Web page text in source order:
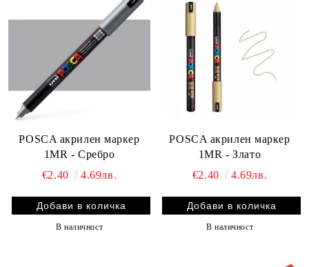
POSCA акрилен маркер
1MR - Сребро
€2.40
4.69лв.
В наличност
POSCA акрилен маркер
1MR - Злато
€2.40
4.69лв.
В наличност